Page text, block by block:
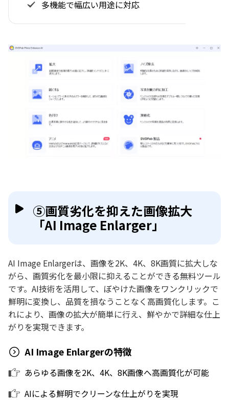
多機能で幅広い用途に対応
⑤画質劣化を抑えた画像拡大
「AI Image Enlarger」
AI Image Enlargerは、画像を2K、4K、8K画質に拡大しな
がら、画質劣化を最小限に抑えることができる無料ツール
です。AI技術を活用して、ぼやけた画像をワンクリックで
鮮明に変換し、品質を損なうことなく高画質化します。こ
れにより、画像の拡大が簡単に行え、鮮やかで詳細な仕上
がりを実現できます。
AI Image Enlargerの特徴
あらゆる画像を2K、4K、8K画像へ高画質化が可能
AIによる鮮明でクリーンな仕上がりを実現